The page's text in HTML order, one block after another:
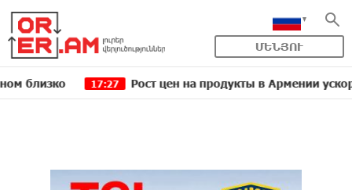
ՄԵՆՅՈՒ
17:27 Рост цен на продукты в Армении ускорился